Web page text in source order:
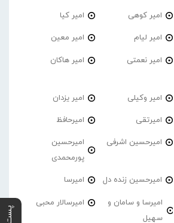
امیر کوهی امیر کیا
امیر لیام امیر معین
امیر نعمتی امیر هاکان
امیر وکیلی امیر یزدان
امیرتقی امیرحافظ
امیرحسین اشرفی
امیرحسین
پورمحمدی
امیرحسین زنده دل امیرسا
امیرسا و سامان و
سهیل
امیرسالار محبی